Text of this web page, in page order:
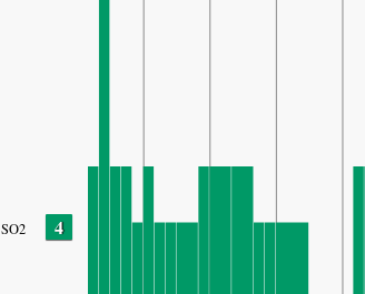
SO2 4